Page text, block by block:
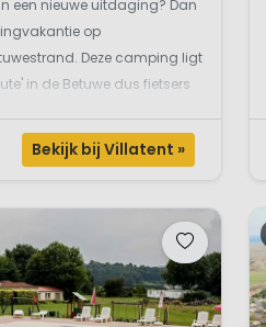
een nieuwe uitdaging? Dan
op
Deze camping ligt
in de Betuwe dus fietsers
de camping aan een groot
Bekijk bij Villatent »